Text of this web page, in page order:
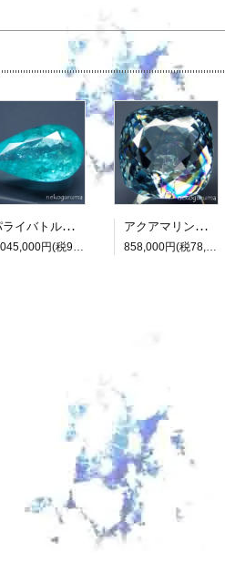
パライバトルマリン：3.482ct（中央宝石研究所鑑別書付属）
1,045,000円(税95,000円)
アクアマリン（光彩効果）：15.893ct（中央宝石研究所鑑別書付属）
858,000円(税78,000円)